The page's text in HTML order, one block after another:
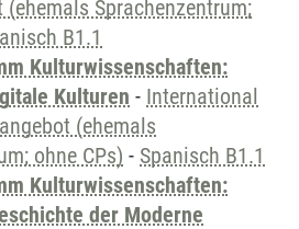
(ehemals Sprachenzentrum;
B1.1
Kulturwissenschaften:
Kulturen - International
(ehemals
ohne CPs) - Spanisch B1.1
Kulturwissenschaften:
der Moderne